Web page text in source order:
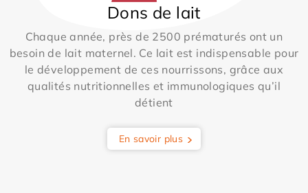
Dons de lait
Chaque année, près de 2500 prématurés ont un
besoin de lait maternel. Ce lait est indispensable pour
le développement de ces nourrissons, grâce aux
qualités nutritionnelles et immunologiques qu’il
détient
En savoir plus